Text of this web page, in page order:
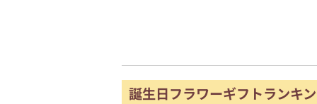
誕生日フラワーギフトランキ